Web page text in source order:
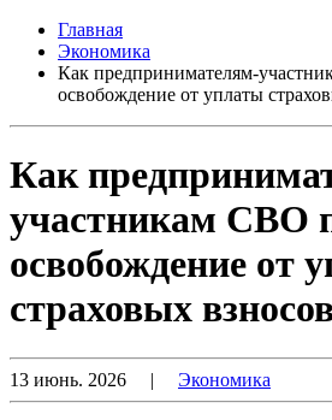
Главная
Экономика
Как предпринимателям-
освобождение от уплаты
Как
участникам СВО
освобождение от
страховых
13 июнь. 2026 | Экономика